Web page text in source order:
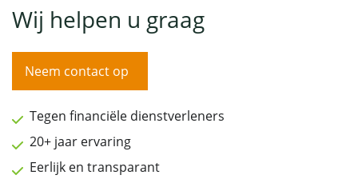
Wij helpen u graag
Neem contact op
Tegen financiële dienstverleners
20+ jaar ervaring
Eerlijk en transparant